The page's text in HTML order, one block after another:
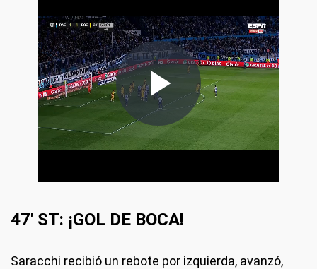
47' ST: ¡GOL DE BOCA!
Saracchi recibió un rebote por izquierda, avanzó,